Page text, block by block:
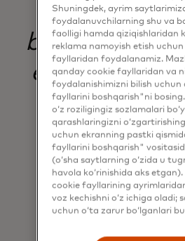
bo'lgan
bizga
ehtiyojlarini
qondirish
maqsadli
Shuningdek, ayrim
foydalanuvchilarning shu va
faolligi hamda qiziqishlaridan
reklama namoyish etish
fayllaridan foydalanamiz.
qanday cookie fayllaridan va
foydalanishimizni bilish uchun
fayllarini boshqarish"ni
o‘z roziligingiz sozlamalari
qarashlaringizni
uchun ekranning pastki
fayllarini boshqarish"
(o‘sha saytlarning o‘zida u
havola ko‘rinishida aks
cookie fayllarining
voz kechishni o‘z ichiga oladi;
uchun o‘ta zarur bo‘lganlari